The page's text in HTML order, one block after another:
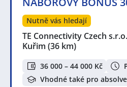
Nutně vás hledají
TE Connectivity Czech s.r.o.
Kuřim (36 km)
36 000 – 44 000 Kč
Vhodné také pro